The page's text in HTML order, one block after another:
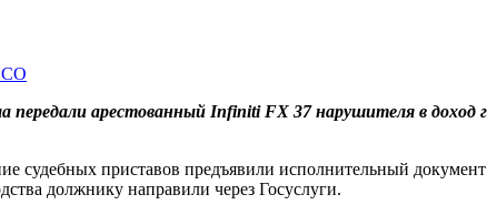
передали арестованный Infiniti FX 37 нарушителя в доход
судебных приставов предъявили исполнительный
должнику направили через Госуслуги.